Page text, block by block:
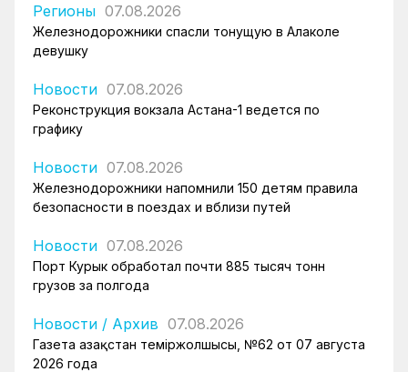
Регионы 07.08.2026
Железнодорожники спасли тонущую в Алаколе
девушку
Новости 07.08.2026
Реконструкция вокзала Астана-1 ведется по
графику
Новости 07.08.2026
Железнодорожники напомнили 150 детям правила
безопасности в поездах и вблизи путей
Новости 07.08.2026
Порт Курык обработал почти 885 тысяч тонн
грузов за полгода
Новости / Архив 07.08.2026
Газета Қазақстан теміржолшысы, №62 от 07 августа
2026 года